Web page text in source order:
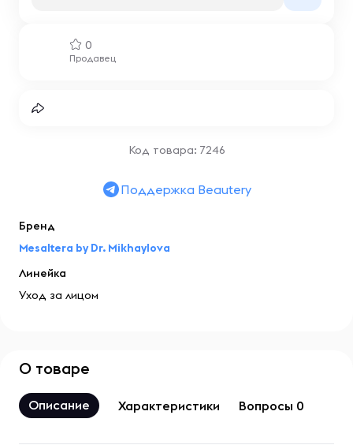
0
Продавец
Код товара: 7246
Поддержка Beautery
Бренд
Mesaltera by Dr. Mikhaylova
Линейка
Уход за лицом
О товаре
Описание Характеристики Вопросы 0